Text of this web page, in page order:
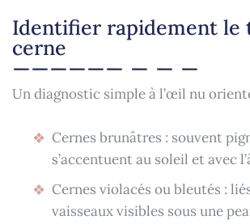
Identifier rapidement le
cerne
Un diagnostic simple à l’œil nu
Cernes brunâtres : souvent
s’accentuent au soleil et avec
Cernes violacés ou bleutés :
vaisseaux visibles sous une